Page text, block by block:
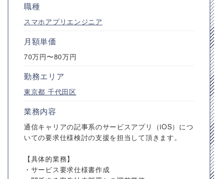
職種
スマホアプリエンジニア
月額単価
70万円〜80万円
勤務エリア
東京都 千代田区
業務内容
通信キャリアの記事系のサービスアプリ（iOS）につ
いての要求仕様検討の支援を担当して頂きます。
【具体的業務】
・サービス要求仕様書作成